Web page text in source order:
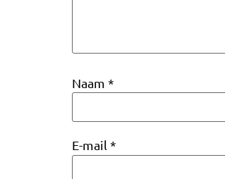
Naam *
E-mail *